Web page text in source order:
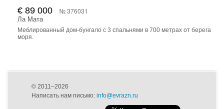
€ 89 000 № 376031
Ла Мата
Меблированный дом-бунгало с 3 спальнями в 700 метрах от берега
моря.
© 2011–2026
Написать нам письмо: info@evrazn.ru